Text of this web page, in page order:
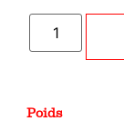
Poids